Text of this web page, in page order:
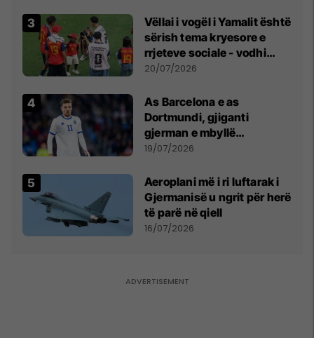
Vëllai i vogël i Yamalit është
sërish tema kryesore e
rrjeteve sociale - vodhi
vëmendjen pas finales së
20/07/2026
As Barcelona e as
Dortmundi, gjiganti
gjerman e mbyllë
marrëveshjen për Fisnik
19/07/2026
Aeroplani më i ri luftarak i
Gjermanisë u ngrit për herë
të parë në qiell
16/07/2026